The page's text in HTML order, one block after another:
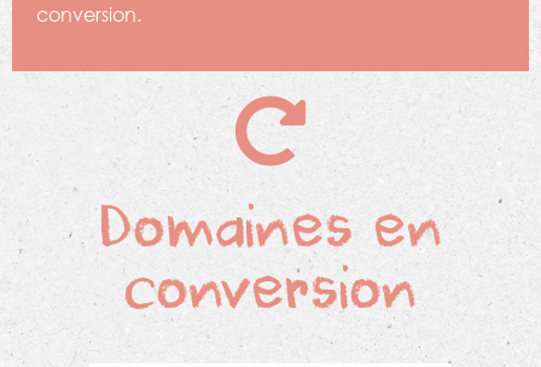
conversion.
Domaines en
conversion